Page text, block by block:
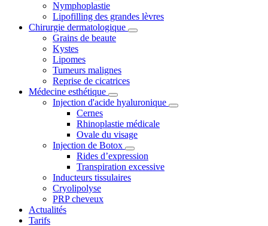
Nymphoplastie
Lipofilling des grandes lèvres
Chirurgie dermatologique
Grains de beaute
Kystes
Lipomes
Tumeurs malignes
Reprise de cicatrices
Médecine esthétique
Injection d'acide hyaluronique
Cernes
Rhinoplastie médicale
Ovale du visage
Injection de Botox
Rides d’expression
Transpiration excessive
Inducteurs tissulaires
Cryolipolyse
PRP cheveux
Actualités
Tarifs